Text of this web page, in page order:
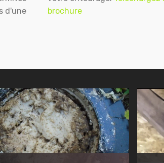
d'une
brochure